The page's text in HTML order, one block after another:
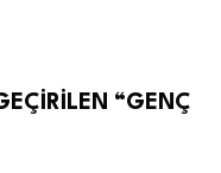
“GENÇ